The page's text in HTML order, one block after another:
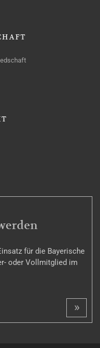
für die Bayerische
oder Vollmitglied im
»